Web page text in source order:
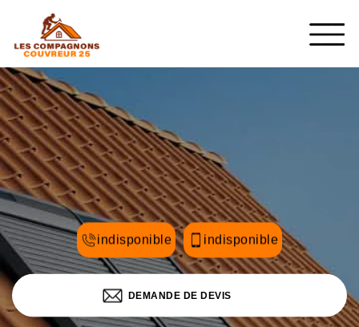
indisponible indisponible
DEMANDE DE DEVIS